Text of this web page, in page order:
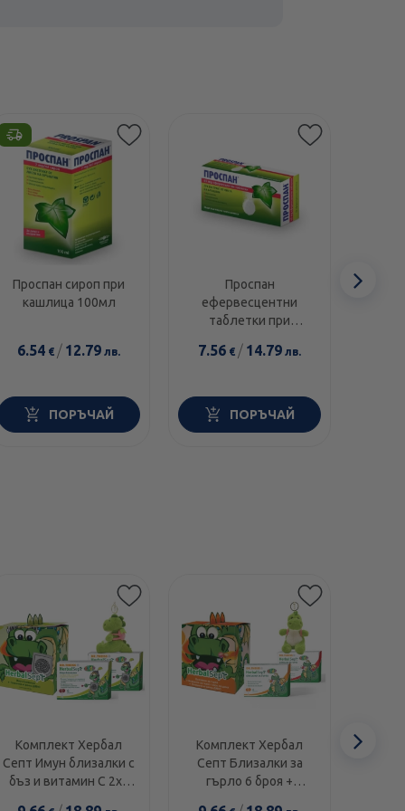
Проспан сироп при
кашлица 100мл
6.54 € / 12.79 лв.
ПОРЪЧАЙ
Проспан
ефервесцентни
таблетки при
7.56 € / 14.79 лв.
ПОРЪЧАЙ
Комплект Хербал
Септ Имун близалки с
бъз и витамин С 2х6
Комплект Хербал
Септ Близалки за
гърло 6 броя +